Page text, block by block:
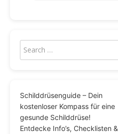
Schilddrüsenguide – Dein
kostenloser Kompass für eine
gesunde Schilddrüse!
Entdecke Info’s, Checklisten &